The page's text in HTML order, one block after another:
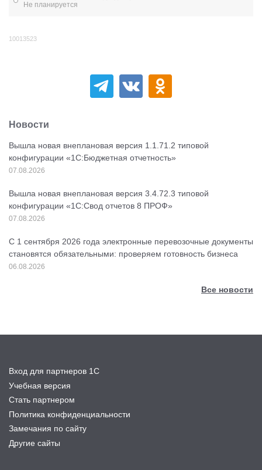
Не планируется
10013523
Новости
Вышла новая внеплановая версия 1.1.71.2 типовой
конфигурации «1C:Бюджетная отчетность»
07.08.2026
Вышла новая внеплановая версия 3.4.72.3 типовой
конфигурации «1C:Свод отчетов 8 ПРОФ»
07.08.2026
С 1 сентября 2026 года электронные перевозочные документы
становятся обязательными: проверяем готовность бизнеса
06.08.2026
Все новости
Вход для партнеров 1С
Учебная версия
Стать партнером
Политика конфиденциальности
Замечания по сайту
Другие сайты